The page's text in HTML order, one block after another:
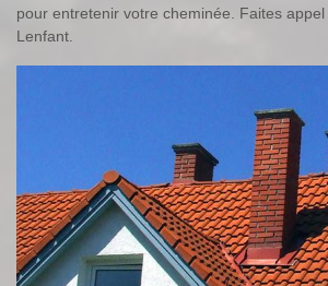
pour entretenir votre cheminée. Faites appel
Lenfant.